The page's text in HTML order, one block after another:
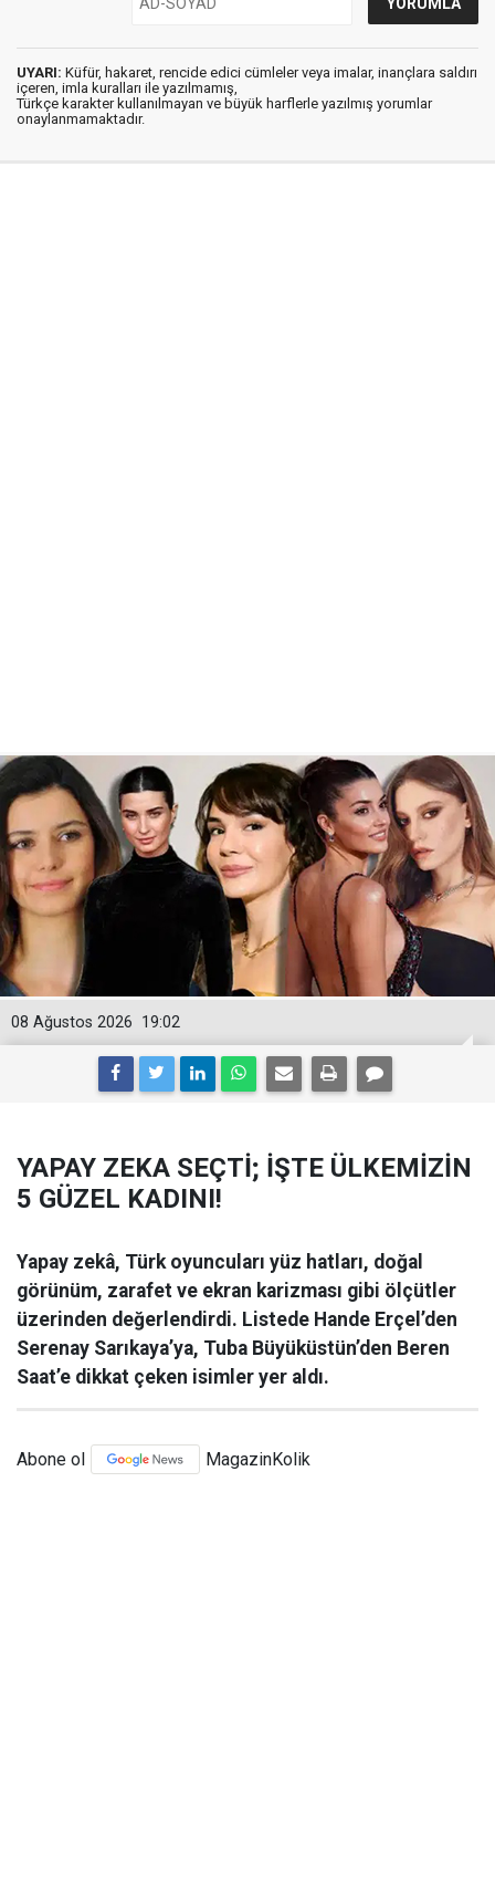
UYARI: Küfür, hakaret, rencide edici cümleler veya imalar, inançlara saldırı
içeren, imla kuralları ile yazılmamış,
Türkçe karakter kullanılmayan ve büyük harflerle yazılmış yorumlar
onaylanmamaktadır.
19:02
08 Ağustos 2026
YAPAY ZEKA SEÇTİ; İŞTE ÜLKEMİZİN
5 GÜZEL KADINI!
Yapay zekâ, Türk oyuncuları yüz hatları, doğal
görünüm, zarafet ve ekran karizması gibi ölçütler
üzerinden değerlendirdi. Listede Hande Erçel’den
Serenay Sarıkaya’ya, Tuba Büyüküstün’den Beren
Saat’e dikkat çeken isimler yer aldı.
Abone ol MagazinKolik